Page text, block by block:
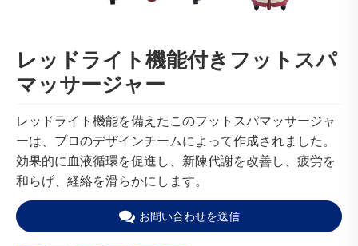
レッドライト機能付きフットスパ
マッサージャー
レッドライト機能を備えたこのフットスパマッサージャ
ーは、プロのデザインチームによって作成されました。
効果的に血液循環を促進し、新陳代謝を改善し、疲労を
和らげ、経絡を滑らかにします。
お問い合わせを送信